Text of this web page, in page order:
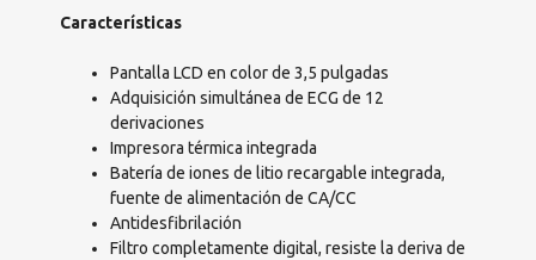
Características
Pantalla LCD en color de 3,5 pulgadas
Adquisición simultánea de ECG de 12
derivaciones
Impresora térmica integrada
Batería de iones de litio recargable integrada,
fuente de alimentación de CA/CC
Antidesfibrilación
Filtro completamente digital, resiste la deriva de